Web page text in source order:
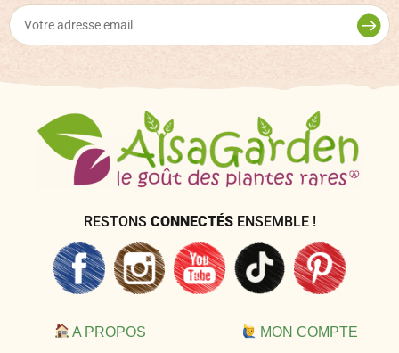
RESTONS CONNECTÉS ENSEMBLE !
A PROPOS MON COMPTE